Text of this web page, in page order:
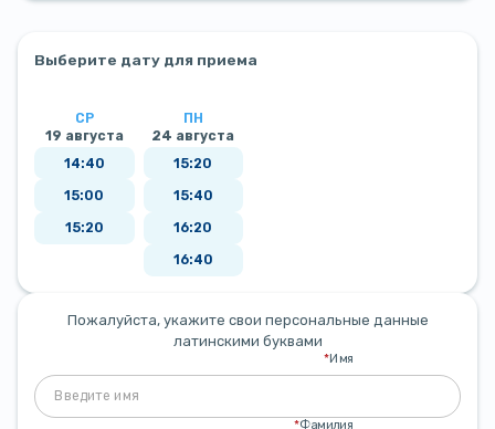
Выберите дату для приема
СР
19 августа
14:40
15:00
15:20
ПН
24 августа
15:20
15:40
16:20
16:40
Пожалуйста, укажите свои персональные данные
латинскими буквами
Имя
*
Фамилия
*